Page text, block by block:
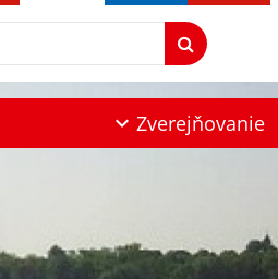
Zverejňovanie